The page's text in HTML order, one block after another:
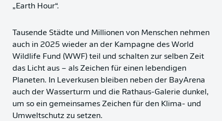
„Earth Hour“.
Tausende Städte und Millionen von Menschen nehmen
auch in 2025 wieder an der Kampagne des World
Wildlife Fund (WWF) teil und schalten zur selben Zeit
das Licht aus – als Zeichen für einen lebendigen
Planeten. In Leverkusen bleiben neben der BayArena
auch der Wasserturm und die Rathaus-Galerie dunkel,
um so ein gemeinsames Zeichen für den Klima- und
Umweltschutz zu setzen.